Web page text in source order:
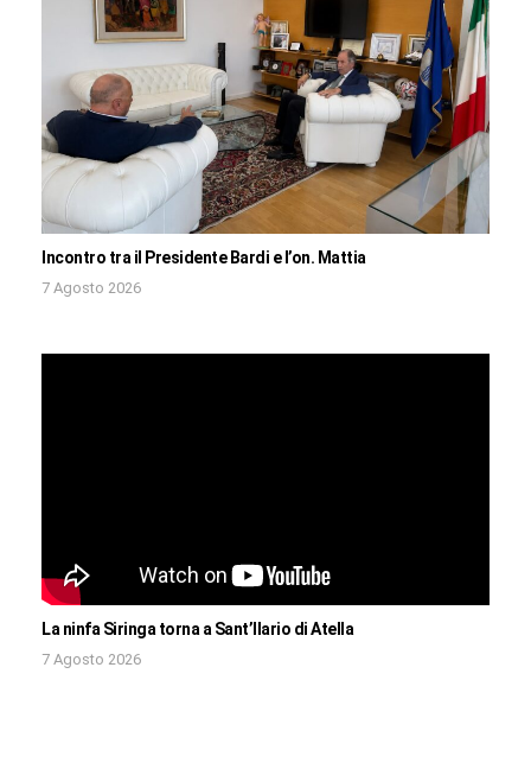
Incontro tra il Presidente Bardi e l’on. Mattia
7 Agosto 2026
La ninfa Siringa torna a Sant’Ilario di Atella
7 Agosto 2026